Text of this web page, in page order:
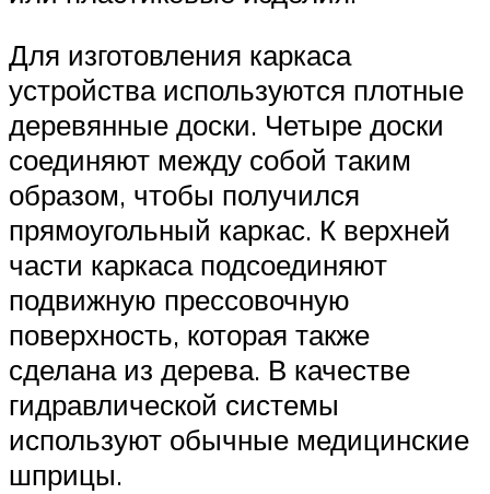
Для изготовления каркаса
устройства используются плотные
деревянные доски. Четыре доски
соединяют между собой таким
образом, чтобы получился
прямоугольный каркас. К верхней
части каркаса подсоединяют
подвижную прессовочную
поверхность, которая также
сделана из дерева. В качестве
гидравлической системы
используют обычные медицинские
шприцы.